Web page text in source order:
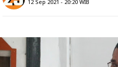
12 Sep 2021 - 20:20 WIB